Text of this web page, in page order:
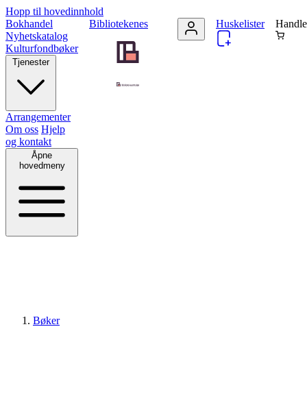
Hopp til hovedinnhold
Bibliotekenes
Bokhandel
Nyhetskatalog
Kulturfondbøker
Tjenester
Arrangementer
Om oss Hjelp
og kontakt
Åpne
hovedmeny
Huskelister
Bøker